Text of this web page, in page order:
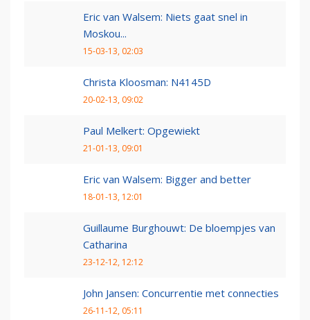
Eric van Walsem: Niets gaat snel in
Moskou...
15-03-13, 02:03
Christa Kloosman: N4145D
20-02-13, 09:02
Paul Melkert: Opgewiekt
21-01-13, 09:01
Eric van Walsem: Bigger and better
18-01-13, 12:01
Guillaume Burghouwt: De bloempjes van
Catharina
23-12-12, 12:12
John Jansen: Concurrentie met connecties
26-11-12, 05:11